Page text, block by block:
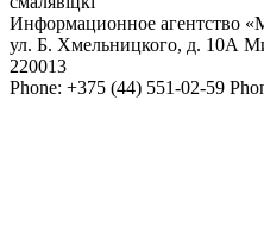
Информационное агентство
ул. Б. Хмельницкого, д. 10А
220013
Phone: +375 (44) 551-02-59